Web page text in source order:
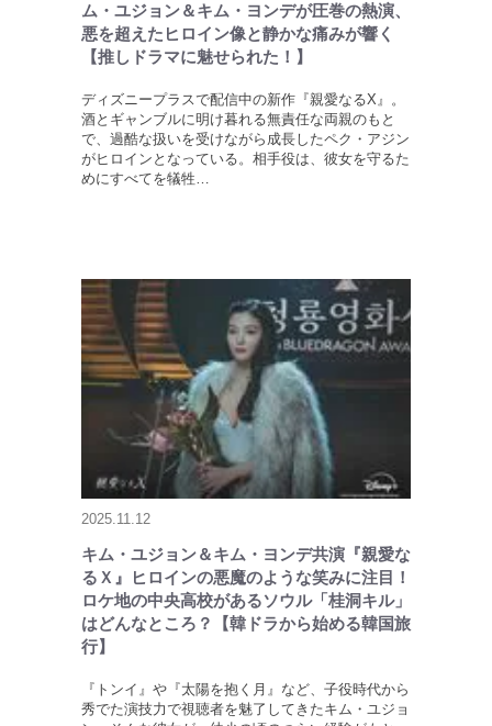
ム・ユジョン＆キム・ヨンデが圧巻の熱演、
悪を超えたヒロイン像と静かな痛みが響く
【推しドラマに魅せられた！】
ディズニープラスで配信中の新作『親愛なるX』。
酒とギャンブルに明け暮れる無責任な両親のもと
で、過酷な扱いを受けながら成長したペク・アジン
がヒロインとなっている。相手役は、彼女を守るた
めにすべてを犠牲…
2025.11.12
キム・ユジョン＆キム・ヨンデ共演『親愛な
るＸ』ヒロインの悪魔のような笑みに注目！
ロケ地の中央高校があるソウル「桂洞キル」
はどんなところ？【韓ドラから始める韓国旅
行】
『トンイ』や『太陽を抱く月』など、子役時代から
秀でた演技力で視聴者を魅了してきたキム・ユジョ